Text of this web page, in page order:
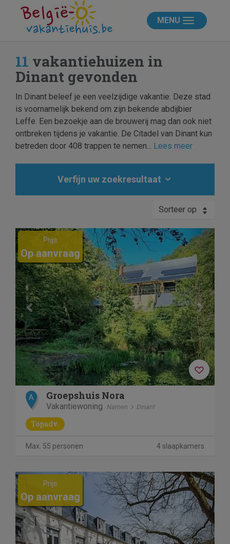
MENU
11 vakantiehuizen in
Dinant gevonden
In Dinant beleef je een veelzijdige vakantie. Deze stad
is voornamelijk bekend om zijn bekende abdijbier
Leffe. Een bezoekje aan de brouwerij mag dan ook niet
ontbreken tijdens je vakantie. De Citadel van Dinant kun
betreden door 408 trappen te nemen... Lees meer
Verfijn uw zoekresultaat
Sorteer op
Previous Next
Prijs
Op aanvraag
A Groepshuis Nora
Vakantiewoning Namen Dinant
Topadv.
Max. 55 personen 4 slaapkamers
Previous Next
Prijs
Op aanvraag